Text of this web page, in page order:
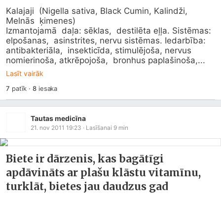
Kalajaji  (Nigella sativa, Black Cumin, Kalindži,
Melnās  ķimenes)
Izmantojamā  daļa: sēklas,  destilēta eļļa. Sistēmas:
elpošanas,  asinstrites, nervu sistēmas. Iedarbība:
antibakteriāla,  insekticīda, stimulējoša, nervus
nomierinoša, atkrēpojoša,  bronhus paplašinoša,...
Lasīt vairāk
7 patīk ·8iesaka
Tautas medicīna
21. nov 2011 19:23 · Lasīšanai 9 min
Biete ir dārzenis, kas bagātīgi
apdāvināts ar plašu klāstu vitamīnu,
turklāt, bietes jau daudzus gad